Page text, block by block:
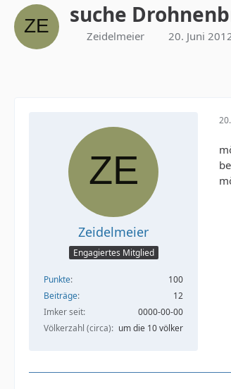
suche
Zeidelmeier 20. Juni
Zeidelmeier
Engagiertes Mitglied
Punkte
100
Beiträge
12
Imker seit
0000-00-00
Völkerzahl (circa)
um die 10 völker